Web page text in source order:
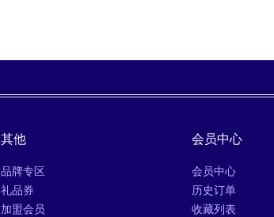
其他
品牌专区
礼品券
加盟会员
会员中心
会员中心
历史订单
收藏列表